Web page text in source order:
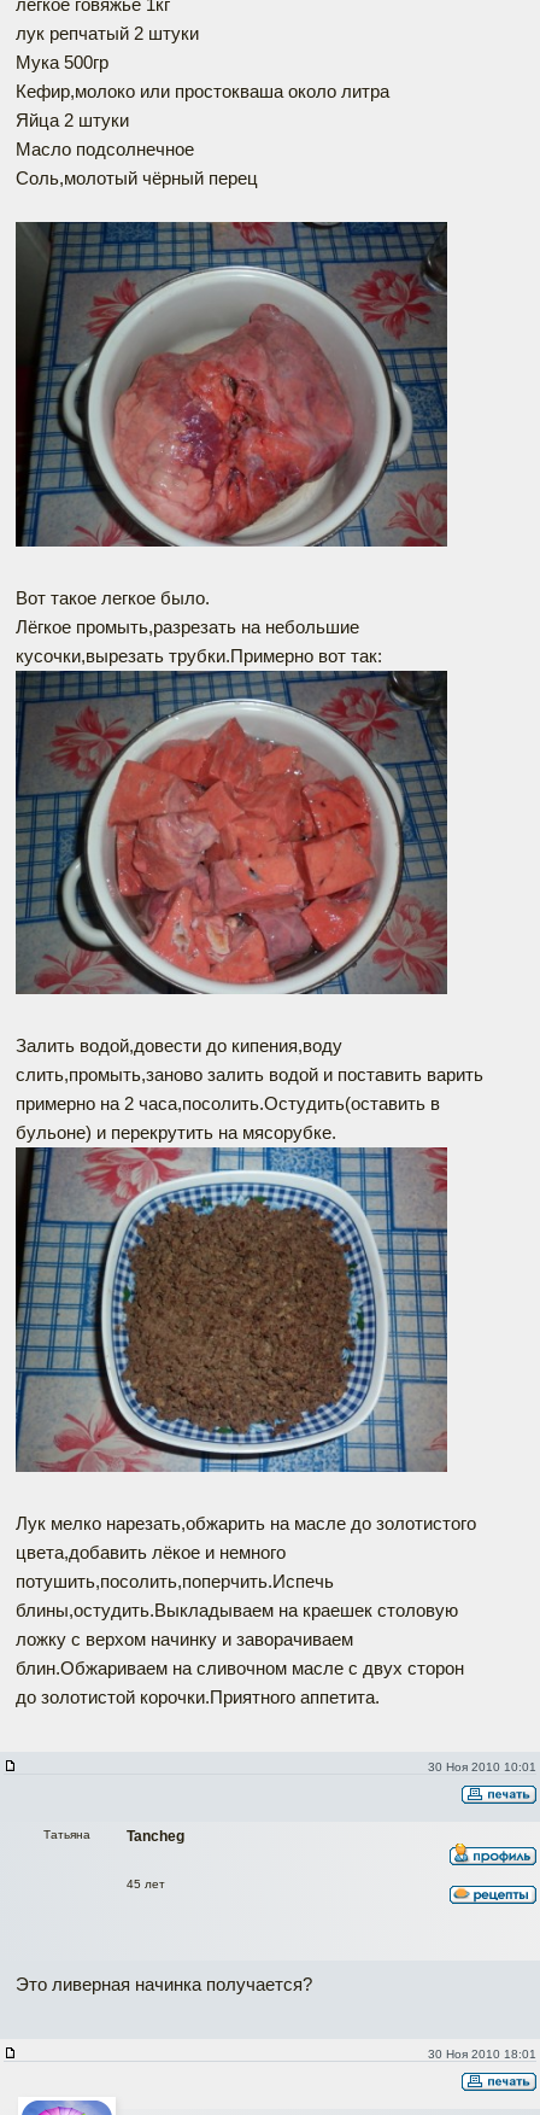
лук репчатый 2 штуки
Мука 500гр
Кефир,молоко или простокваша около литра
Яйца 2 штуки
Масло подсолнечное
Соль,молотый чёрный перец
Вот такое легкое было.
Лёгкое промыть,разрезать на небольшие
кусочки,вырезать трубки.Примерно вот так:
Залить водой,довести до кипения,воду
слить,промыть,заново залить водой и поставить варить
примерно на 2 часа,посолить.Остудить(оставить в
бульоне) и перекрутить на мясорубке.
Лук мелко нарезать,обжарить на масле до золотистого
цвета,добавить лёкое и немного
потушить,посолить,поперчить.Испечь
блины,остудить.Выкладываем на краешек столовую
ложку с верхом начинку и заворачиваем
блин.Обжариваем на сливочном масле с двух сторон
до золотистой корочки.Приятного аппетита.
30 Ноя 2010 10:01
Tancheg
Татьяна
45 лет
Это ливерная начинка получается?
30 Ноя 2010 18:01